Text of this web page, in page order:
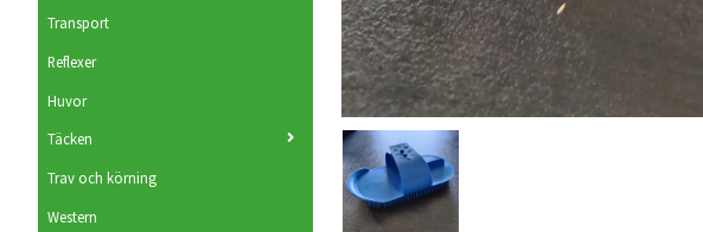
Transport
Reflexer
Huvor
Täcken
Trav och körning
Western